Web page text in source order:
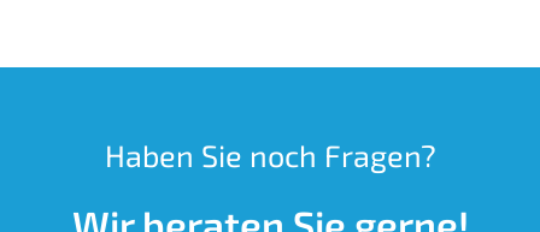
Haben Sie noch Fragen?